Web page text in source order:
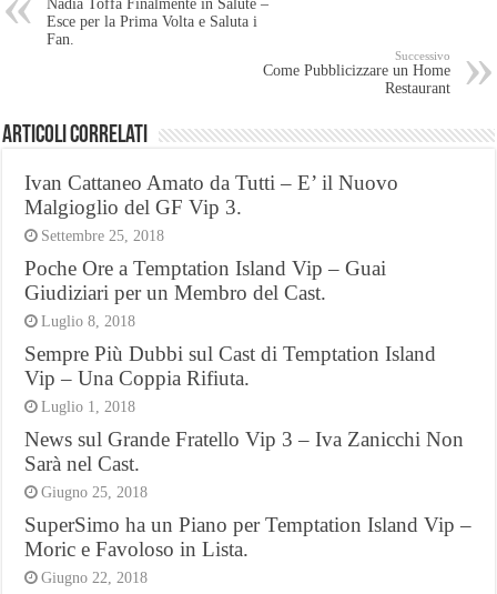
Nadia Toffa Finalmente in Salute –
Esce per la Prima Volta e Saluta i
Fan.
Successivo
Come Pubblicizzare un Home
Restaurant
Articoli Correlati
Ivan Cattaneo Amato da Tutti – E’ il Nuovo
Malgioglio del GF Vip 3.
Settembre 25, 2018
Poche Ore a Temptation Island Vip – Guai
Giudiziari per un Membro del Cast.
Luglio 8, 2018
Sempre Più Dubbi sul Cast di Temptation Island
Vip – Una Coppia Rifiuta.
Luglio 1, 2018
News sul Grande Fratello Vip 3 – Iva Zanicchi Non
Sarà nel Cast.
Giugno 25, 2018
SuperSimo ha un Piano per Temptation Island Vip –
Moric e Favoloso in Lista.
Giugno 22, 2018